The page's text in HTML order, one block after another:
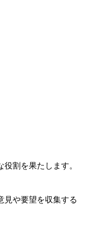
割を果たします。
見や要望を収集する